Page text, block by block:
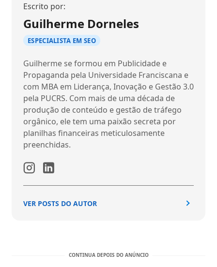
Escrito por:
Guilherme Dorneles
ESPECIALISTA EM SEO
Guilherme se formou em Publicidade e
Propaganda pela Universidade Franciscana e
com MBA em Liderança, Inovação e Gestão 3.0
pela PUCRS. Com mais de uma década de
produção de conteúdo e gestão de tráfego
orgânico, ele tem uma paixão secreta por
planilhas financeiras meticulosamente
preenchidas.
VER POSTS DO AUTOR